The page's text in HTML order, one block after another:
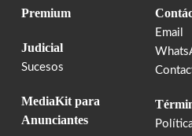
Premium
Judicial
Sucesos
MediaKit para
Anunciantes
Email